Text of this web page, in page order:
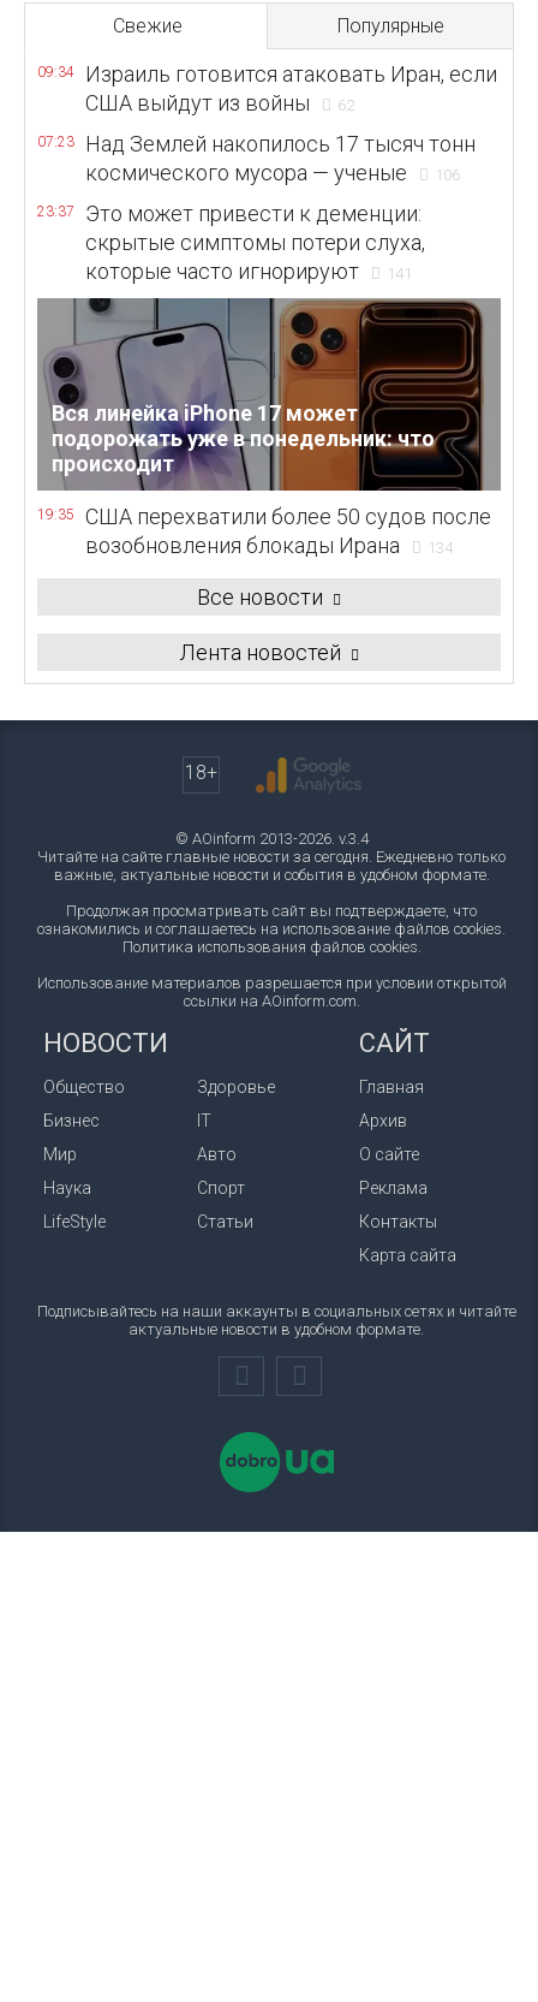
Свежие Популярные
09:34
Израиль готовится атаковать Иран, если
США выйдут из войны
62
07:23
Над Землей накопилось 17 тысяч тонн
космического мусора — ученые
106
23:37
Это может привести к деменции:
скрытые симптомы потери слуха,
которые часто игнорируют
141
Вся линейка iPhone 17 может
подорожать уже в понедельник: что
происходит
19:35
США перехватили более 50 судов после
возобновления блокады Ирана
134
Все новости
Лента новостей
18+
© AOinform 2013-2026. v.3.4
Читайте на сайте главные новости за сегодня. Ежедневно только
важные, актуальные новости и события в удобном формате.
Продолжая просматривать сайт вы подтверждаете, что
ознакомились и соглашаетесь на использование файлов cookies.
Политика использования файлов cookies.
Использование материалов разрешается при условии открытой
ссылки на AOinform.com.
НОВОСТИ
Общество
Бизнес
Мир
Наука
LifeStyle
Здоровье
IT
Авто
Спорт
Статьи
САЙТ
Главная
Архив
О сайте
Реклама
Контакты
Карта сайта
Подписывайтесь на наши аккаунты в социальных сетях и читайте
актуальные новости в удобном формате.